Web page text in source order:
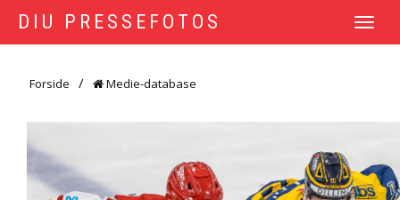
DIU PRESSEFOTOS
TOGGLE
Forside Medie-database